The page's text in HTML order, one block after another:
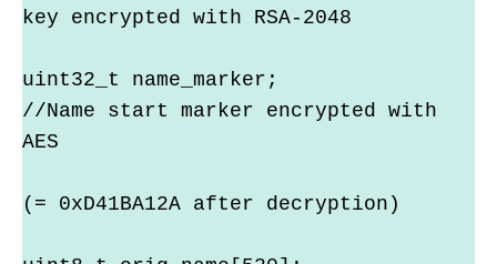
key encrypted with RSA-2048
uint32_t name_marker;
//Name start marker encrypted with
AES
(= 0xD41BA12A after decryption)